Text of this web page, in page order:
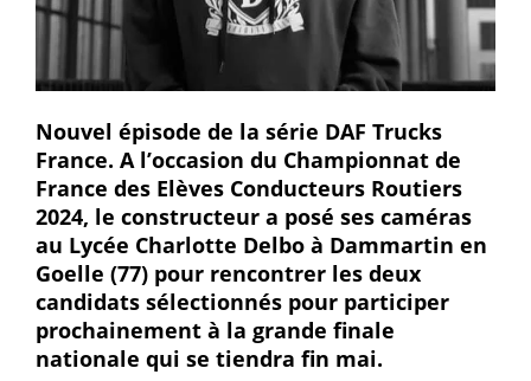
Nouvel épisode de la série DAF Trucks
France. A l’occasion du Championnat de
France des Elèves Conducteurs Routiers
2024, le constructeur a posé ses caméras
au Lycée Charlotte Delbo à Dammartin en
Goelle (77) pour rencontrer les deux
candidats sélectionnés pour participer
prochainement à la grande finale
nationale qui se tiendra fin mai.